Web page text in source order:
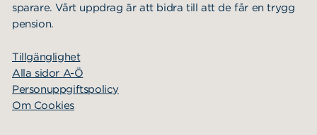
sparare. Vårt uppdrag är att bidra till att de får en trygg
pension.
Tillgänglighet
Alla sidor A-Ö
Personuppgiftspolicy
Om Cookies